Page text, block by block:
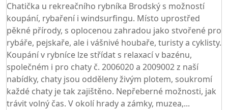
Chatička u rekreačního rybníka Brodský s možností
koupání, rybaření i windsurfingu. Místo uprostřed
pěkné přírody, s oplocenou zahradou jako stvořené pro
rybáře, pejskaře, ale i vášnivé houbaře, turisty a cyklisty.
Koupání v rybníce lze střídat s relaxací v bazénu,
společném i pro chaty č. 2006020 a 2009002 z naší
nabídky, chaty jsou odděleny živým plotem, soukromí
každé chaty je tak zajištěno. Nepřeberné možnosti, jak
trávit volný čas. V okolí hrady a zámky, muzea,...